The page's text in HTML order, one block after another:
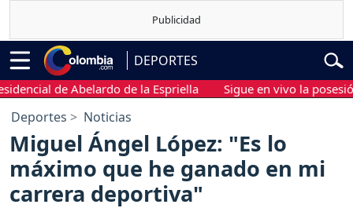
DEPORTES
de Abelardo de la Espriella Sigue en vivo la posesión
Deportes Noticias
Miguel Ángel López: "Es lo
máximo que he ganado en mi
carrera deportiva"